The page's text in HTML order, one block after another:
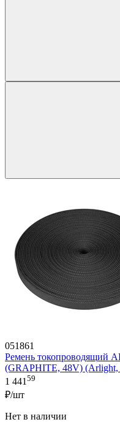
051861
Ремень токопроводящий
(GRAPHITE, 48V) (Arlight,
1 44159
₽/шт
Нет в наличии